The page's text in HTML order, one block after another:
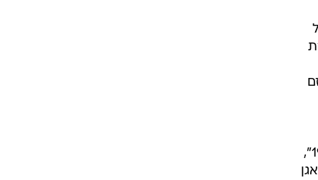
הישראלית בשטח הרגיש של האגן הקדוש, בניגוד לעמדה האמריקנית לאורך כל השנים מאז 1967",